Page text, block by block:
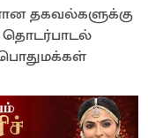
தகவல்களுக்கு
தொடர்பாடல்
பொதுமக்கள்